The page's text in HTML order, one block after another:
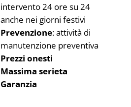
intervento 24 ore su 24
anche nei giorni festivi
Prevenzione: attività di
manutenzione preventiva
Prezzi onesti
Massima serieta
Garanzia